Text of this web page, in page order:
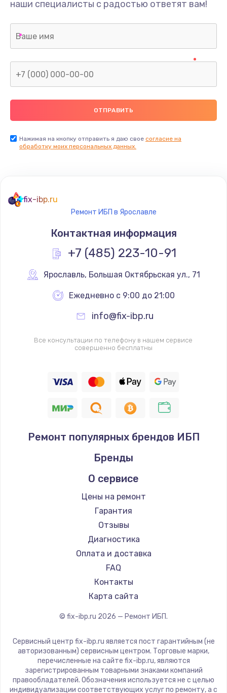
наши специалисты с радостью ответят вам!
Нажимая на кнопку отправить я даю свое согласие на
обработку моих персональных данных.
fix-ibp.ru
Ремонт ИБП в Ярославле
Контактная информация
+7 (485) 223-10-91
Ярославль, Большая Октябрьская ул., 71
Ежедневно с 9:00 до 21:00
info@fix-ibp.ru
Все консультации по телефону в нашем сервисе
совершенно бесплатны
Ремонт популярных брендов ИБП
Бренды
О сервисе
Цены на ремонт
Гарантия
Отзывы
Диагностика
Оплата и доставка
FAQ
Контакты
Карта сайта
© fix-ibp.ru 2026 — Ремонт ИБП.
Сервисный центр fix-ibp.ru является пост гарантийным (не
авторизованным) сервисным центром. Торговые марки,
перечисленные на сайте fix-ibp.ru, являются
зарегистрированным товарными знаками компаний
правообладателей. Обозначения используется не с целью
индивидуализации соответствующих услуг по ремонту, а с